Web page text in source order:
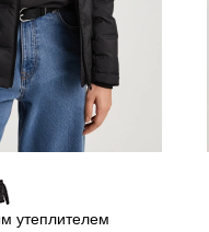
утеплителем